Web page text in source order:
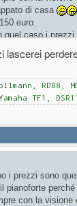
di casa
euro.
caso i prezzi
lascerei
RD88,
TF1,
i prezzi sono
con la